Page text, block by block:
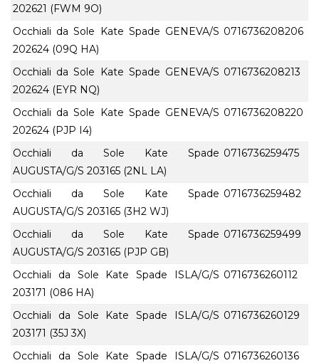
202621 (FWM 9O)
Occhiali da Sole Kate Spade GENEVA/S
202624 (09Q HA)
0716736208206
Occhiali da Sole Kate Spade GENEVA/S
202624 (EYR NQ)
0716736208213
Occhiali da Sole Kate Spade GENEVA/S
202624 (PJP I4)
0716736208220
Occhiali da Sole Kate Spade
AUGUSTA/G/S 203165 (2NL LA)
0716736259475
Occhiali da Sole Kate Spade
AUGUSTA/G/S 203165 (3H2 WJ)
0716736259482
Occhiali da Sole Kate Spade
AUGUSTA/G/S 203165 (PJP GB)
0716736259499
Occhiali da Sole Kate Spade ISLA/G/S
203171 (086 HA)
0716736260112
Occhiali da Sole Kate Spade ISLA/G/S
203171 (35J 3X)
0716736260129
Occhiali da Sole Kate Spade ISLA/G/S 0716736260136